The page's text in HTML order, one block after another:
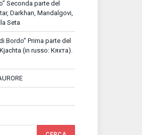
Seconda parte del
Darkhan, Mandalgovi,
Seta
Bordo” Prima parte del
(in russo: Кяхта).